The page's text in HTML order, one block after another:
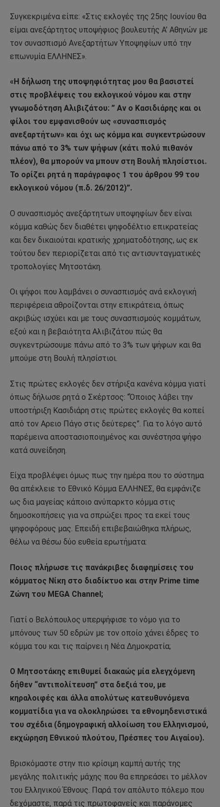
Συγκεκριμένα είπε: «Στις εκλογές της 25ης Ιουνίου θα
είμαι ανεξάρτητος υποψήφιος βουλευτής Α’ Αθηνών με
τον συνασπισμό Ανεξαρτήτων Υποψηφίων υπό την
επωνυμία ΕΛΛΗΝΕΣ».
«Η δήλωση της υποψηφιότητας μου θα βασιστεί
στις προβλέψεις του εκλογικού νόμου και στην
γνωμοδότηση Αλιβιζάτου: ” Αν ο Κασιδιάρης και οι
φίλοι του εμφανισθούν ως «συνασπισμός
ανεξαρτήτων» και όχι ως κόμμα και συγκεντρώσουν
πάνω από το 3% των ψήφων (κάτι πολύ πιθανόν
πλέον), θα μπορούν να μπουν στη Βουλή πλησίστιοι.
Το ορίζει ρητά η παράγραφος 1 του άρθρου 99 του
εκλογικού νόμου (π.δ. 26/2012)”.
Ο συνασπισμός ανεξάρτητων υποψηφίων δεν είναι
κόμμα καθώς δεν διαθέτει ψηφοδέλτιο επικρατείας
και δεν δικαιούται κρατικής χρηματοδότησης, ως εκ
τούτου δεν περιορίζεται από τις αντισυνταγματικές
τροπολογίες Μητσοτάκη.
Οι ψήφοι που λαμβάνει ο συνασπισμός ανά εκλογική
περιφέρεια αθροίζονται στην επικράτεια, όπως
ακριβώς ισχύει και με τους συνασπισμούς κομμάτων,
εξού και η βεβαιότητα Αλιβιζάτου πώς θα
συγκεντρώσουμε πάνω από το 3% των ψήφων και θα
μπούμε στη Βουλή πλησίστιοι.
Στις πρώτες εκλογές δεν στήριξα κανένα κόμμα γιατί
όπως δήλωσε ρητά ο Σκέρτσος: “Όποιος λάβει την
υποστήριξη Κασιδιάρη στις πρώτες εκλογές θα κοπεί
από τον Αρειο Πάγο στις δεύτερες”. Για το λόγο αυτό
παρέμεινα αποστασιοποιημένος και συνέστησα ψήφο
κατά συνείδηση.
Είχα προβλέψει όμως πως την ημέρα που το σύστημα
θα απέκλειε το Εθνικό Κόμμα ΕΛΛΗΝΕΣ, θα εμφάνιζε
ως δια μαγείας κάποιο ανύπαρκτο κόμμα στις
δημοσκοπήσεις για να σπρώξει προς τα εκεί τους
ψηφοφόρους μας. Επειδή επιβεβαιώθηκα πλήρως,
θέλω να θέσω δύο ευθεία ερωτήματα:
Ποιος πλήρωσε τις πανάκριβες διαφημίσεις του
κόμματος Νίκη στο διαδίκτυο και στην Prime time
Ζώνη του MEGA Channel;
Γιατί ο Βελόπουλος υπερψήφισε το νόμο για το
μπόνους των 50 εδρών με τον οποίο χάνει έδρες το
κόμμα του και τις παίρνει η Νέα Δημοκρατία;
Ο Μητσοτάκης επιθυμεί διακαώς μία ελεγχόμενη
δήθεν “αντιπολίτευση” στα δεξιά του, με
κηραλοιφές και άλλα απολύτως κατευθυνόμενα
κομματίδια για να ολοκληρώσει τα εθνομηδενιστικά
του σχέδια (δημογραφική αλλοίωση του Ελληνισμού,
εκχώρηση Εθνικού πλούτου, Πρέσπες του Αιγαίου).
Βρισκόμαστε στην πιο κρίσιμη καμπή αυτής της
μεγάλης πολιτικής μάχης που θα επηρεάσει το μέλλον
του Ελληνικού Έθνους. Παρά τον απόλυτο πόλεμο που
δεχόμαστε, παρά τις πρωτοφανείς και παράνομες